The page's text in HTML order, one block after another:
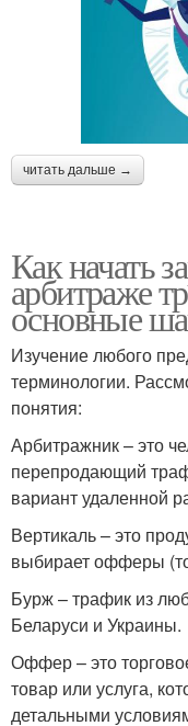
читать дальше →
Как начать
арбитраже
основные
Изучение любого
терминологии.
понятия:
Арбитражник – это
перепродающий
вариант удаленной
Вертикаль – это
выбирает офферы
Бурж – трафик из
Беларуси и Украины.
Оффер – это
товар или услуга,
детальными